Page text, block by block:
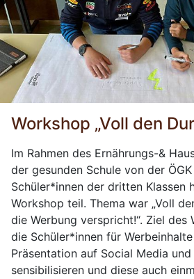
Workshop „Voll den
Im Rahmen des Ernährungs-&
der gesunden Schule von der
Schüler*innen der dritten Klassen
Workshop teil. Thema war „Voll
die Werbung verspricht!“. Ziel des
die Schüler*innen für
Präsentation auf Social Media
sensibilisieren und diese auch